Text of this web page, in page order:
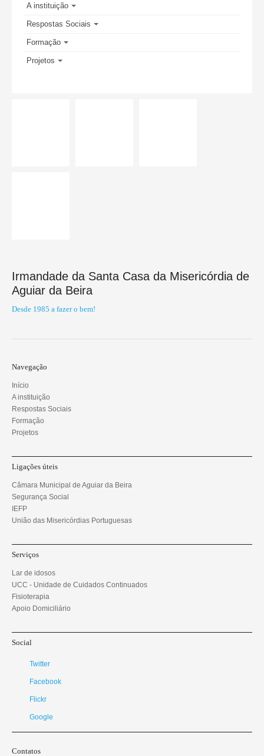
A instituição
Respostas Sociais
Formação
Projetos
Irmandade da Santa Casa da Misericórdia de
Aguiar da Beira
Desde 1985 a fazer o bem!
Navegação
Início
A instituição
Respostas Sociais
Formação
Projetos
Ligações úteis
Câmara Municipal de Aguiar da Beira
Segurança Social
IEFP
União das Misericórdias Portuguesas
Serviços
Lar de idosos
UCC - Unidade de Cuidados Continuados
Fisioterapia
Apoio Domiciliário
Social
Twitter
Facebook
Flickr
Google
Contatos